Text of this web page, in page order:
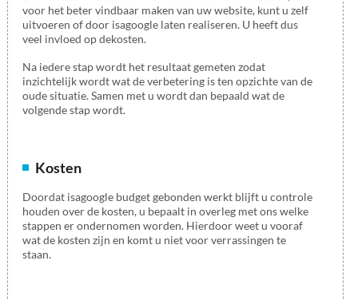
voor het beter vindbaar maken van uw website, kunt u zelf
uitvoeren of door isagoogle laten realiseren. U heeft dus
veel invloed op dekosten.
Na iedere stap wordt het resultaat gemeten zodat
inzichtelijk wordt wat de verbetering is ten opzichte van de
oude situatie. Samen met u wordt dan bepaald wat de
volgende stap wordt.
Kosten
Doordat isagoogle budget gebonden werkt blijft u controle
houden over de kosten, u bepaalt in overleg met ons welke
stappen er ondernomen worden. Hierdoor weet u vooraf
wat de kosten zijn en komt u niet voor verrassingen te
staan.